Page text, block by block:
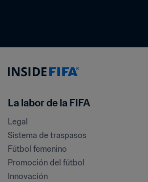
La labor de la FIFA
Legal
Sistema de traspasos
Fútbol femenino
Promoción del fútbol
Innovación